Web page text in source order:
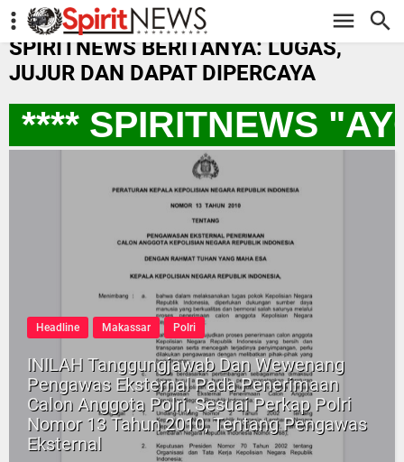
-->
SPIRITNEWS BERITANYA: LUGAS,
JUJUR DAN DAPAT DIPERCAYA
SPIRITNEWS "AYO
Headline Makassar Polri
INILAH Tanggungjawab Dan Wewenang
Pengawas Eksternal Pada Penerimaan
Calon Anggota Polri, Sesuai Perkap Polri
Nomor 13 Tahun 2010, Tentang Pengawas
Eksternal